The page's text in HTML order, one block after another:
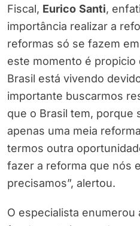
Fiscal, Eurico Santi,
importância realizar a
reformas só se fazem
este momento é propicio
Brasil está vivendo
importante buscarmos
que o Brasil tem, porque
apenas uma meia
termos outra
fazer a reforma que nós
precisamos”, alertou.
O especialista enumerou